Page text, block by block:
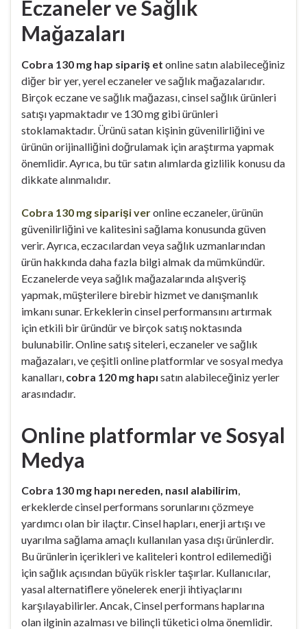
Eczaneler ve Sağlık
Mağazaları
Cobra 130 mg hap sipariş et online satın alabileceğiniz
diğer bir yer, yerel eczaneler ve sağlık mağazalarıdır.
Birçok eczane ve sağlık mağazası, cinsel sağlık ürünleri
satışı yapmaktadır ve 130 mg gibi ürünleri
stoklamaktadır. Ürünü satan kişinin güvenilirliğini ve
ürünün orijinalliğini doğrulamak için araştırma yapmak
önemlidir. Ayrıca, bu tür satın alımlarda gizlilik konusu da
dikkate alınmalıdır.
Cobra 130 mg siparişi veronline eczaneler, ürünün
güvenilirliğini ve kalitesini sağlama konusunda güven
verir. Ayrıca, eczacılardan veya sağlık uzmanlarından
ürün hakkında daha fazla bilgi almak da mümkündür.
Eczanelerde veya sağlık mağazalarında alışveriş
yapmak, müşterilere birebir hizmet ve danışmanlık
imkanı sunar. Erkeklerin cinsel performansını artırmak
için etkili bir üründür ve birçok satış noktasında
bulunabilir. Online satış siteleri, eczaneler ve sağlık
mağazaları, ve çeşitli online platformlar ve sosyal medya
kanalları, cobra 120 mg hapı satın alabileceğiniz yerler
arasındadır.
Online platformlar ve Sosyal
Medya
Cobra 130 mg hapı nereden, nasıl alabilirim
erkeklerde cinsel performans sorunlarını çözmeye
yardımcı olan bir ilaçtır. Cinsel hapları, enerji artışı ve
uyarılma sağlama amaçlı kullanılan yasa dışı ürünlerdir.
Bu ürünlerin içerikleri ve kaliteleri kontrol edilemediği
için sağlık açısından büyük riskler taşırlar. Kullanıcılar,
yasal alternatiflere yönelerek enerji ihtiyaçlarını
karşılayabilirler. Ancak, Cinsel performans haplarına
olan ilginin azalması ve bilinçli tüketici olma önemlidir.